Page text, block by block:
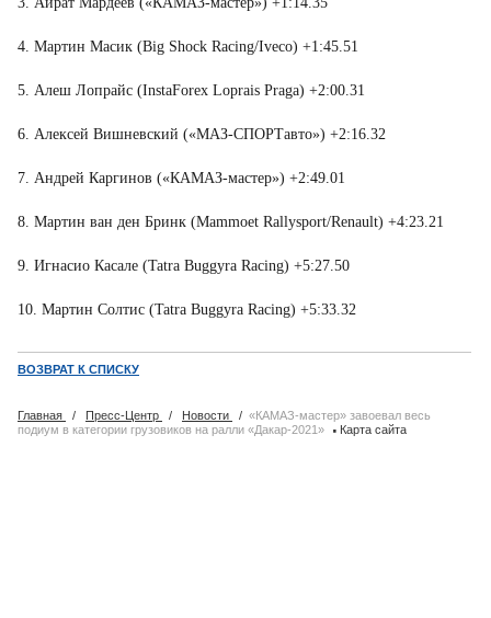
4. Мартин Масик (Big Shock Racing/Iveco) +1:45.51
5. Алеш Лопрайс (InstaForex Loprais Praga) +2:00.31
6. Алексей Вишневский («МАЗ-СПОРТавто») +2:16.32
7. Андрей Каргинов («КАМАЗ-мастер») +2:49.01
8. Мартин ван ден Бринк (Mammoet Rallysport/Renault) +4:23.21
9. Игнасио Касале (Tatra Buggyra Racing) +5:27.50
10. Мартин Солтис (Tatra Buggyra Racing) +5:33.32
ВОЗВРАТ К СПИСКУ
Главная / Пресс-Центр / Новости / «КАМАЗ-мастер» завоевал весь
подиум в категории грузовиков на ралли «Дакар-2021» ·Карта сайта